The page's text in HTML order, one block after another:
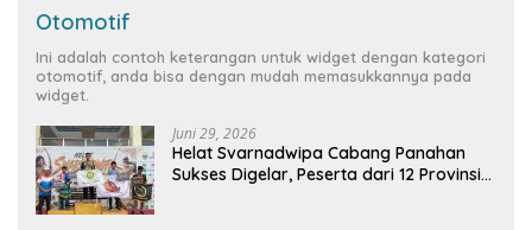
Otomotif
Ini adalah contoh keterangan untuk widget dengan kategori
otomotif, anda bisa dengan mudah memasukkannya pada
widget.
Juni 29, 2026
Helat Svarnadwipa Cabang Panahan
Sukses Digelar, Peserta dari 12 Provinsi